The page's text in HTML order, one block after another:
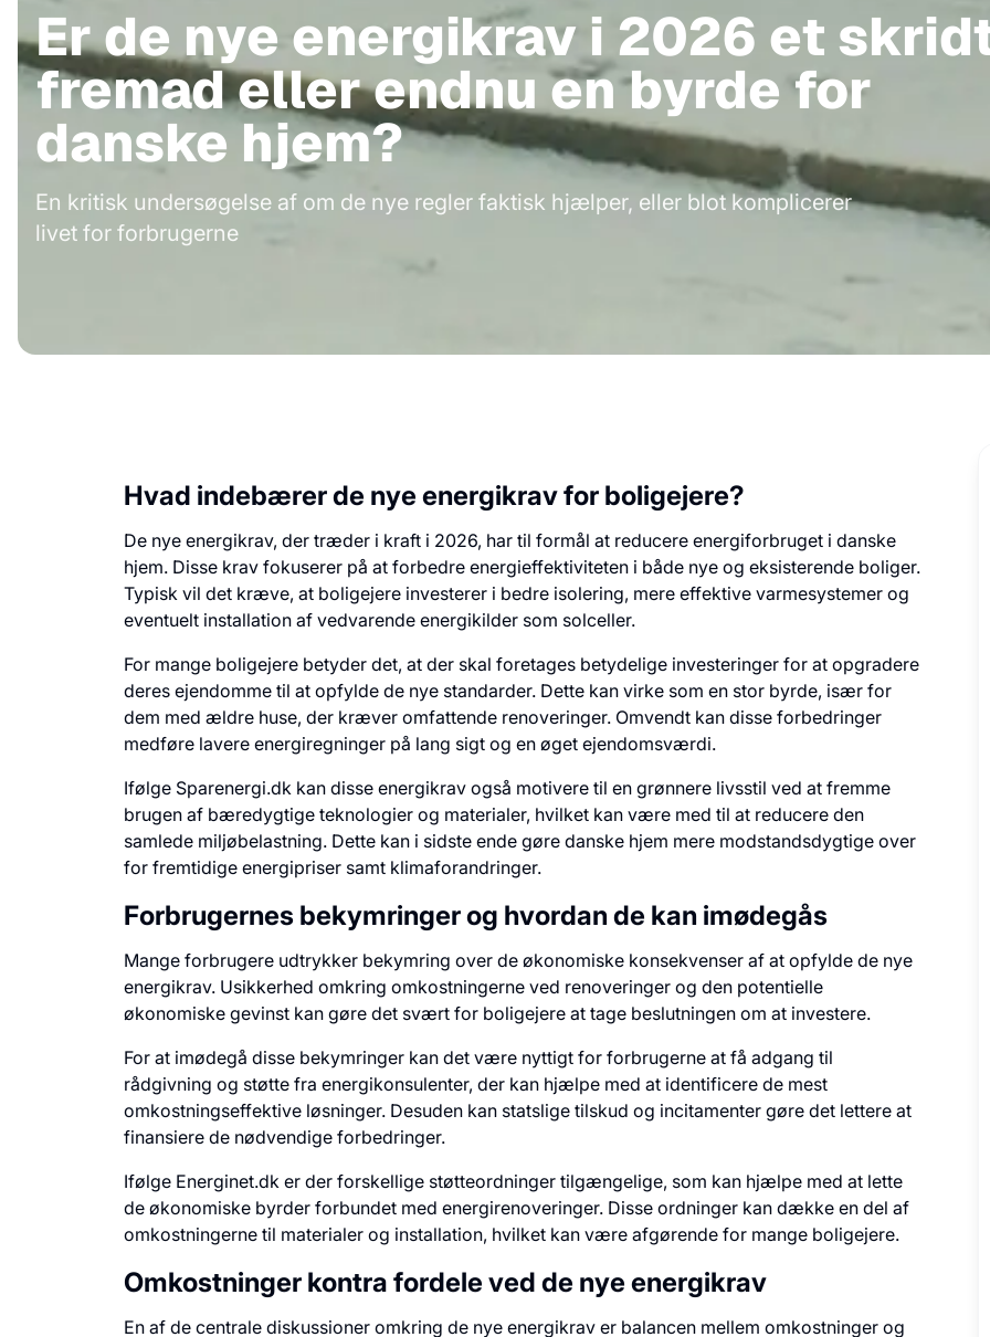
Er de nye energikrav i 2026 et
fremad eller endnu en byrde for
danske hjem?
En kritisk undersøgelse af om de nye regler faktisk hjælper, eller blot komplicerer
livet for forbrugerne
Hvad indebærer de nye energikrav for boligejere?
De nye energikrav, der træder i kraft i 2026, har til formål at reducere energiforbruget i danske
hjem. Disse krav fokuserer på at forbedre energieffektiviteten i både nye og eksisterende boliger.
Typisk vil det kræve, at boligejere investerer i bedre isolering, mere effektive varmesystemer og
eventuelt installation af vedvarende energikilder som solceller.
For mange boligejere betyder det, at der skal foretages betydelige investeringer for at opgradere
deres ejendomme til at opfylde de nye standarder. Dette kan virke som en stor byrde, især for
dem med ældre huse, der kræver omfattende renoveringer. Omvendt kan disse forbedringer
medføre lavere energiregninger på lang sigt og en øget ejendomsværdi.
Ifølge Sparenergi.dk kan disse energikrav også motivere til en grønnere livsstil ved at fremme
brugen af bæredygtige teknologier og materialer, hvilket kan være med til at reducere den
samlede miljøbelastning. Dette kan i sidste ende gøre danske hjem mere modstandsdygtige over
for fremtidige energipriser samt klimaforandringer.
Forbrugernes bekymringer og hvordan de kan imødegås
Mange forbrugere udtrykker bekymring over de økonomiske konsekvenser af at opfylde de nye
energikrav. Usikkerhed omkring omkostningerne ved renoveringer og den potentielle
økonomiske gevinst kan gøre det svært for boligejere at tage beslutningen om at investere.
For at imødegå disse bekymringer kan det være nyttigt for forbrugerne at få adgang til
rådgivning og støtte fra energikonsulenter, der kan hjælpe med at identificere de mest
omkostningseffektive løsninger. Desuden kan statslige tilskud og incitamenter gøre det lettere at
finansiere de nødvendige forbedringer.
Ifølge Energinet.dk er der forskellige støtteordninger tilgængelige, som kan hjælpe med at lette
de økonomiske byrder forbundet med energirenoveringer. Disse ordninger kan dække en del af
omkostningerne til materialer og installation, hvilket kan være afgørende for mange boligejere.
Omkostninger kontra fordele ved de nye energikrav
En af de centrale diskussioner omkring de nye energikrav er balancen mellem omkostninger og